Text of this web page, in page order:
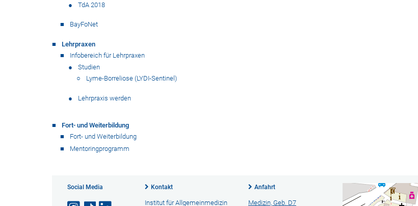
TdA 2018
BayFoNet
Lehrpraxen
Infobereich für Lehrpraxen
Studien
Lyme-Borreliose (LYDI-Sentinel)
Lehrpraxis werden
Fort- und Weiterbildung
Fort- und Weiterbildung
Mentoringprogramm
Social Media Kontakt
Institut für Allgemeinmedizin
Anfahrt
Medizin, Geb. D7